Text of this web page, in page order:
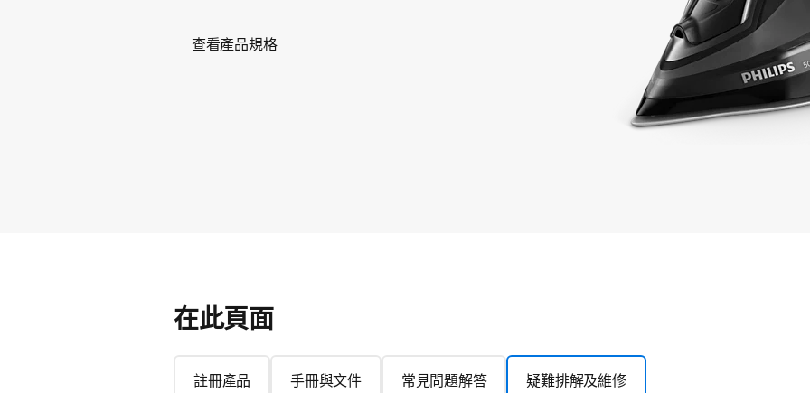
查看產品規格
在此頁面
註冊產品 手冊與文件 常見問題解答 疑難排解及維修